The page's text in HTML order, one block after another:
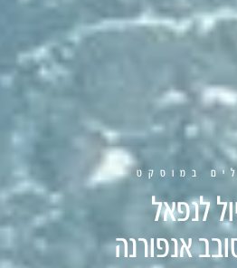
במוסקט
לנפאל
אנפורנה